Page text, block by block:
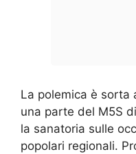
La polemica è sorta
una parte del M5S
la sanatoria sulle
popolari regionali.